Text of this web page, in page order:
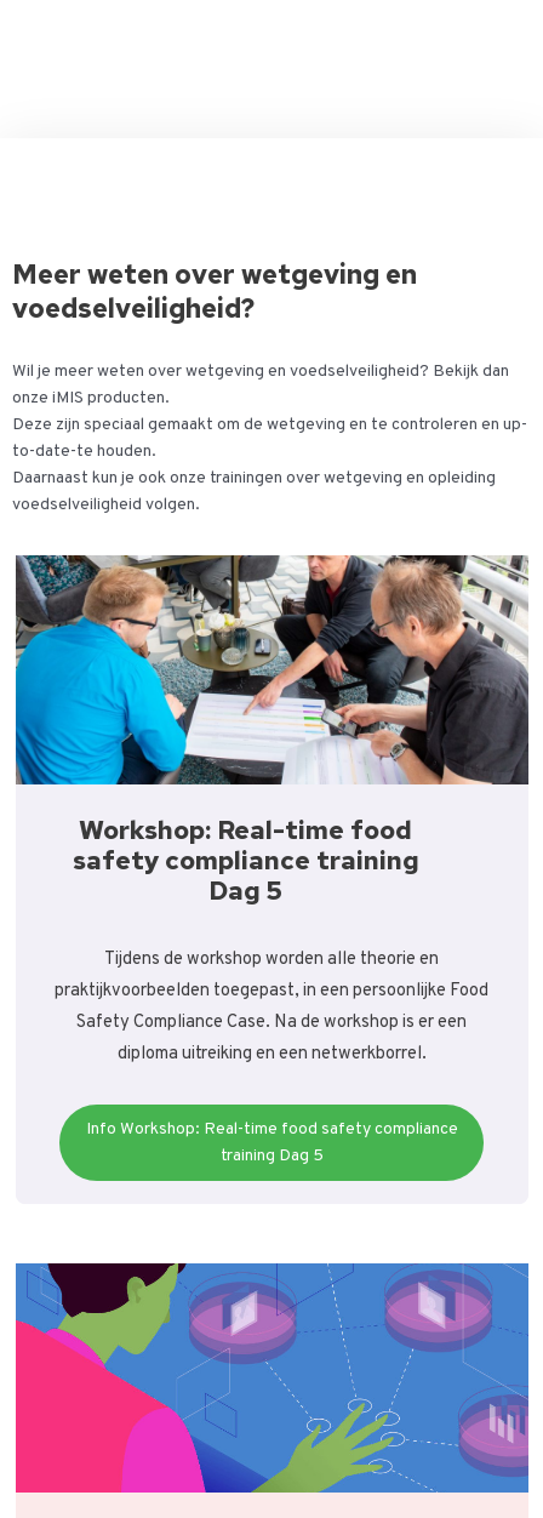
Meer weten over wetgeving en
voedselveiligheid?
Wil je meer weten over wetgeving en voedselveiligheid? Bekijk dan
onze iMIS producten.
Deze zijn speciaal gemaakt om de wetgeving en te controleren en up-
to-date-te houden.
Daarnaast kun je ook onze trainingen over wetgeving en opleiding
voedselveiligheid volgen.
Workshop: Real-time food
safety compliance training
Dag 5
Tijdens de workshop worden alle theorie en
praktijkvoorbeelden toegepast, in een persoonlijke Food
Safety Compliance Case. Na de workshop is er een
diploma uitreiking en een netwerkborrel.
Info Workshop: Real-time food safety compliance
training Dag 5